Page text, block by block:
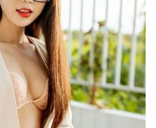
元宵 小雨[35P／73.5MB] 2024-06-
妹 [23P-176M]
2024-05-23